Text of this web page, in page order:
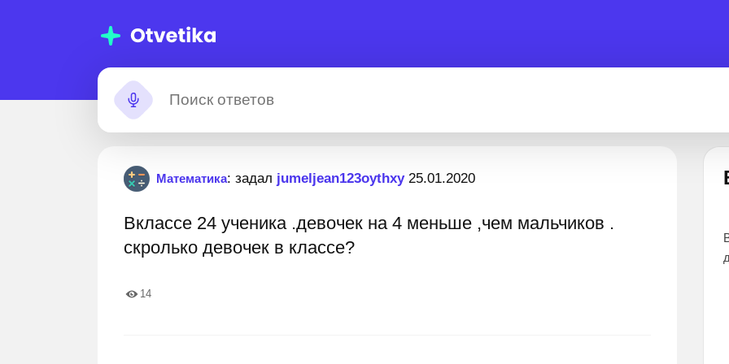
Математика: задал jumeljean123oythxy25.01.2020
Вклассе 24 ученика .девочек на 4 меньше ,чем мальчиков .
скролько девочек в классе?
14
Застрял?
Все эксперты прошли тщательный
дают наиболее точные и понятные